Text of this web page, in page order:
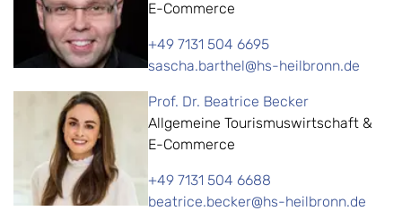
E-Commerce
+49 7131 504 6695
sascha.barthel@hs-heilbronn.de
Prof. Dr. Beatrice Becker
Allgemeine Tourismuswirtschaft &
E-Commerce
+49 7131 504 6688
beatrice.becker@hs-heilbronn.de